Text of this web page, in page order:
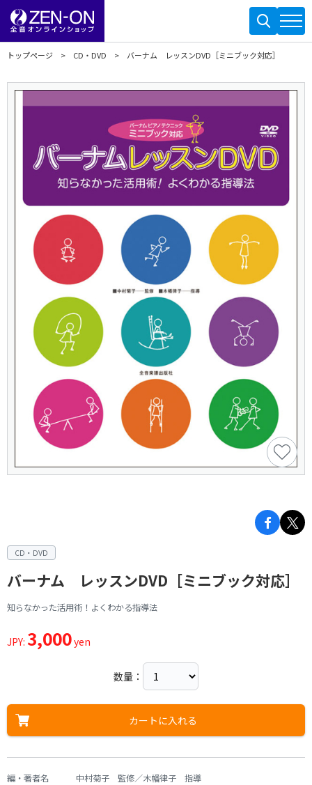
トップページ CD・DVD バーナム レッスンDVD［ミニブック対応］
CD・DVD
バーナム レッスンDVD［ミニブック対応］
知らなかった活用術！よくわかる指導法
JPY: 3,000yen
数量：
カートに入れる
編・著者名
中村菊子 監修／木幡律子 指導